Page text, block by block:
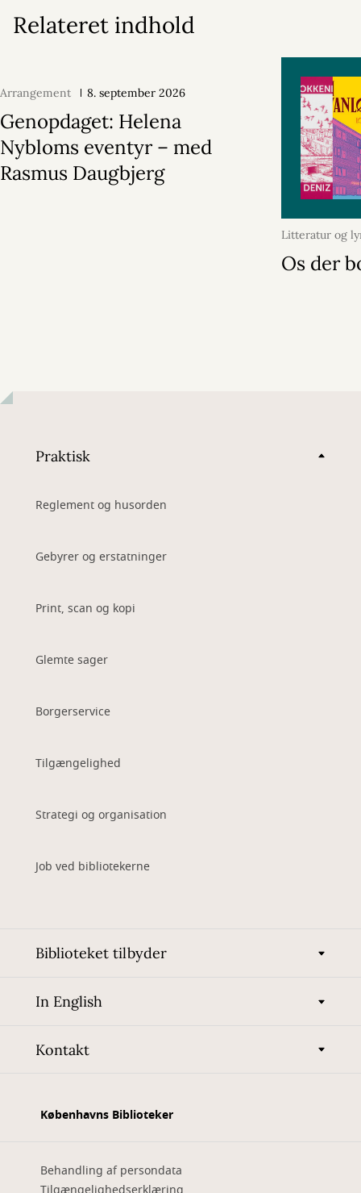
Relateret indhold
Arrangement 8. september 2026
Genopdaget: Helena
Nybloms eventyr – med
Rasmus Daugbjerg
Litteratur og
2026
Os der
Praktisk
Reglement og husorden
Gebyrer og erstatninger
Print, scan og kopi
Glemte sager
Borgerservice
Tilgængelighed
Strategi og organisation
Job ved bibliotekerne
Biblioteket tilbyder
In English
Kontakt
Københavns Biblioteker
Behandling af persondata